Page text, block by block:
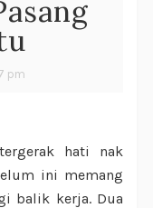
pm
hati nak
ini memang
balik kerja. Dua